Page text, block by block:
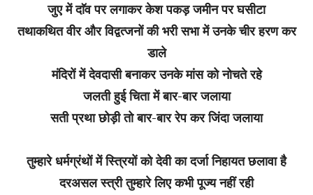
जुए में दाॅव पर लगाकर केश पकड़ जमीन पर घसीटा
तथाकथित वीर और विद्वत्जनों की भरी सभा में उनके चीर हरण कर
डाले
मंदिरों में देवदासी बनाकर उनके मांस को नोचते रहे
जलती हुई चिता में बार-बार जलाया
सती प्रथा छोड़ी तो बार-बार रेप कर जिंदा जलाया
तुम्हारे धर्मग्रंथों में स्त्रियों को देवी का दर्जा निहायत छलावा है
दरअसल स्त्री तुम्हारे लिए कभी पूज्य नहीं रही